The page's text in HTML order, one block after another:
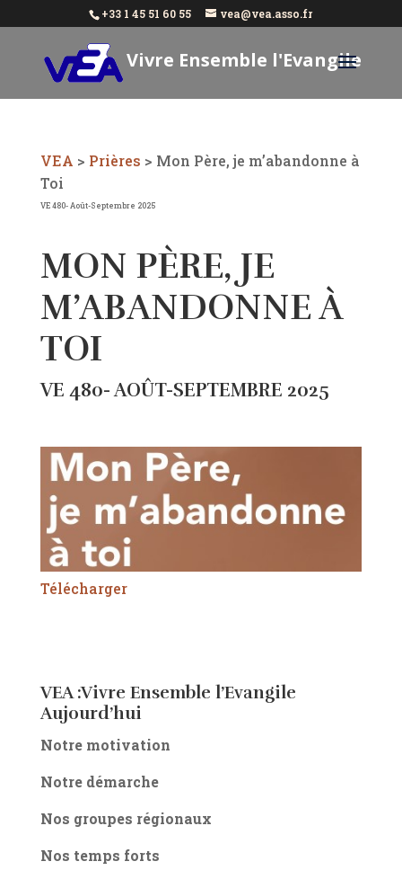
+33 1 45 51 60 55 vea@vea.asso.fr
Vivre Ensemble l'Evangile
VEA > Prières > Mon Père, je m’abandonne à
Toi
VE 480- Août-Septembre 2025
MON PÈRE, JE
M’ABANDONNE À
TOI
VE 480- AOÛT-SEPTEMBRE 2025
Télécharger
VEA :Vivre Ensemble l’Evangile
Aujourd’hui
Notre motivation
Notre démarche
Nos groupes régionaux
Nos temps forts